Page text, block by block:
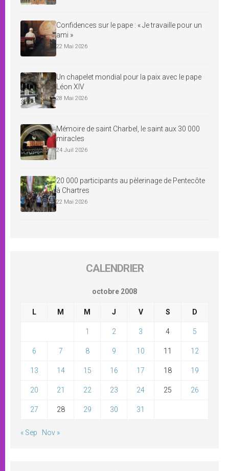
Confidences sur le pape : « Je travaille pour un
ami »
22 Mai 2026
Un chapelet mondial pour la paix avec le pape
Léon XIV
28 Mai 2026
Mémoire de saint Charbel, le saint aux 30 000
miracles
24 Juil 2026
20 000 participants au pèlerinage de Pentecôte
à Chartres
22 Mai 2026
CALENDRIER
octobre 2008
L M M J V S D
1 2 3 4 5
6 7 8 9 10 11 12
13 14 15 16 17 18 19
20 21 22 23 24 25 26
27 28 29 30 31
« Sep Nov »